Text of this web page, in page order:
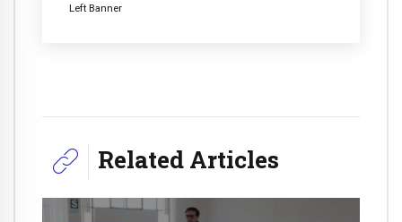
Left Banner
Related Articles